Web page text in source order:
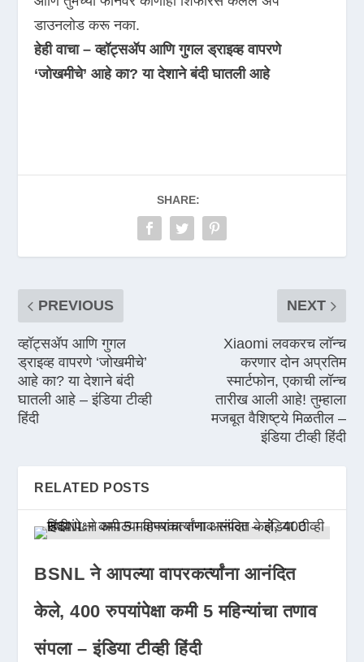
डाउनलोड करू नका.
हेही वाचा –व्हॉट्सॲप आणि गुगल ड्राइव्ह वापरणे
‘जोखमीचे’ आहे का? या देशाने बंदी घातली आहे
SHARE:
PREVIOUS
व्हॉट्सॲप आणि गुगल
ड्राइव्ह वापरणे ‘जोखमीचे’
आहे का? या देशाने बंदी
घातली आहे – इंडिया टीव्ही
हिंदी
NEXT
Xiaomi लवकरच लॉन्च
करणार दोन अप्रतिम
स्मार्टफोन, एकाची लॉन्च
तारीख आली आहे! तुम्हाला
मजबूत वैशिष्ट्ये मिळतील –
इंडिया टीव्ही हिंदी
RELATED POSTS
BSNL ने आपल्या वापरकर्त्यांना आनंदित
केले, 400 रुपयांपेक्षा कमी 5 महिन्यांचा तणाव
संपला – इंडिया टीव्ही हिंदी